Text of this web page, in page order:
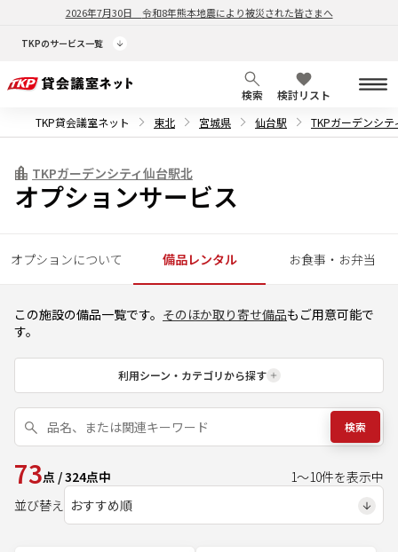
2026年7月30日 令和8年熊本地震により被災された皆さまへ
TKPのサービス一覧
検索
検討リスト
TKP貸会議室ネット
東北 宮城県 仙台駅 TKPガーデンシテ
TKPガーデンシティ仙台駅北
オプションサービス
オプションについて 備品レンタル お食事・お弁当
この施設の備品一覧です。 そのほか取り寄せ備品もご用意可能で
す。
利用シーン・カテゴリから探す
検索
73点 /324点中 1～10件を表示中
並び替え